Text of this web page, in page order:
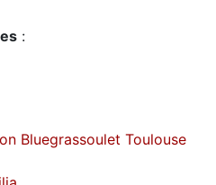
:
Bluegrassoulet Toulouse